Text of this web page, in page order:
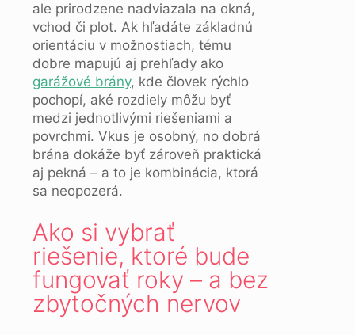
ale prirodzene nadviazala na okná,
vchod či plot. Ak hľadáte základnú
orientáciu v možnostiach, tému
dobre mapujú aj prehľady ako
garážové brány, kde človek rýchlo
pochopí, aké rozdiely môžu byť
medzi jednotlivými riešeniami a
povrchmi. Vkus je osobný, no dobrá
brána dokáže byť zároveň praktická
aj pekná – a to je kombinácia, ktorá
sa neopozerá.
Ako si vybrať
riešenie, ktoré bude
fungovať roky – a bez
zbytočných nervov